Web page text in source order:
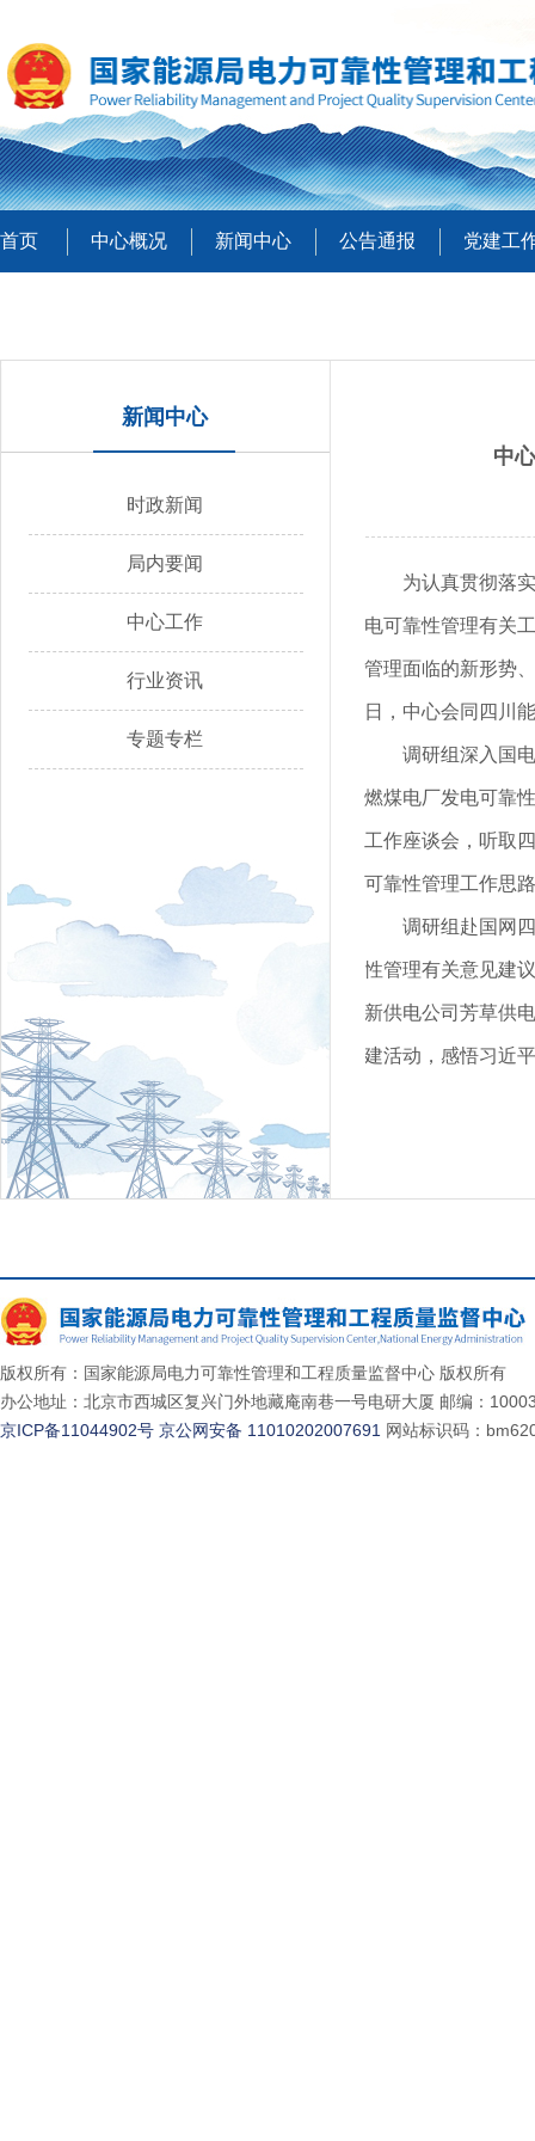
首页 中心概况 新闻中心 公告通报 党建工
新闻中心
时政新闻
局内要闻
中心工作
行业资讯
专题专栏
中
为认真贯彻落
电可靠性管理有关
管理面临的新形势
日，中心会同四川
调研组深入国
燃煤电厂发电可靠
工作座谈会，听取
可靠性管理工作思
调研组赴国网
性管理有关意见建
新供电公司芳草供
建活动，感悟习近
版权所有：国家能源局电力可靠性管理和工程质量监督中心 版权所有
办公地址：北京市西城区复兴门外地藏庵南巷一号电研大厦 邮编：
京ICP备11044902号 京公网安备 11010202007691 网站标识码：